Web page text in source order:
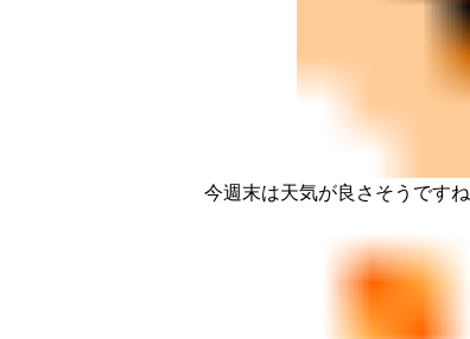
今週末は天気が良さそうですね